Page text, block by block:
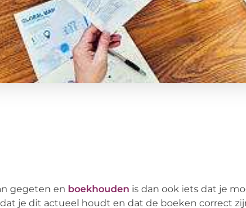
gegeten en boekhouden is dan ook iets dat je
je dit actueel houdt en dat de boeken correct